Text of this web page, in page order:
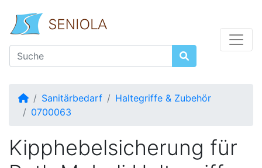
Startseite
Sanitärbedarf
Haltegriffe & Zubehör
0700063
Kipphebelsicherung für